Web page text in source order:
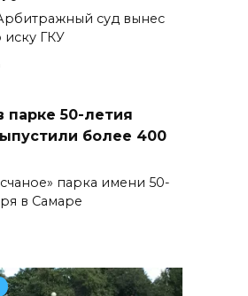
суд вынес
ГКУ
парке 50-летия
более 400
парка имени 50-
в Самаре